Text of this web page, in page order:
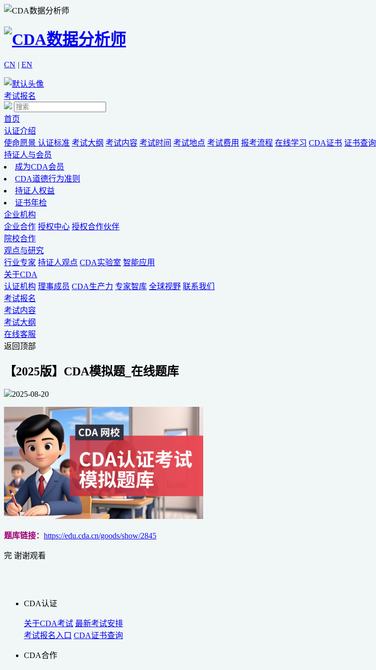
CN | EN
考试报名
首页
认证介绍
使命愿景 认证标准 考试大纲 考试内容 考试时间 考试地点 考试费用 报考流程 在线学习 CDA证书 证书查询
持证人与会员
成为CDA会员
CDA道德行为准则
持证人权益
证书年检
企业机构
企业合作 授权中心 授权合作伙伴
院校合作
观点与研究
行业专家 持证人观点 CDA实验室 智能应用
关于CDA
认证机构 理事成员 CDA生产力 专家智库 全球视野 联系我们
考试报名
考试内容
考试大纲
在线客服
返回顶部
【2025版】CDA模拟题_在线题库
2025-08-20
题库链接： https://edu.cda.cn/goods/show/2845
完 谢谢观看
CDA认证
关于CDA考试 最新考试安排
考试报名入口 CDA证书查询
CDA合作